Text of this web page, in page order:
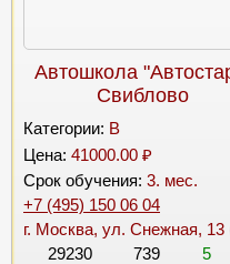
Автошкола
Свиблово
Категории: B
Цена: 41000.00 ₽
Срок обучения: 3. мес.
+7 (495) 150 06 04
г. Москва, ул. Снежная, 13
29230
739 5